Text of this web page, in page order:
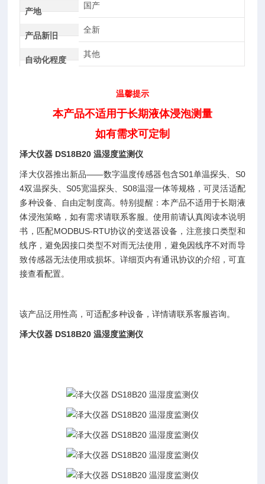
产地
国产
产品新旧
全新
自动化程度
其他
温馨提示
本产品不适用于长期液体浸泡测量
如有需求可定制
泽大仪器 DS18B20 温湿度监测仪
泽大仪器推出新品——数字温度传感器包含S01单温探头、S0
4双温探头、S05宽温探头、S08温湿一体等规格，可灵活适配
多种设备、自由定制度高。特别提醒：本产品不适用于长期液
体浸泡策略，如有需求请联系客服。使用前请认真阅读本说明
书，匹配MODBUS-RTU协议的变送器设备，注意接口类型和
线序，避免因接口类型不对而无法使用，避免因线序不对而导
致传感器无法使用或损坏。详细页内有通讯协议的介绍，可直
接查看配置。
该产品泛用性高，可适配多种设备，详情请联系客服咨询。
泽大仪器 DS18B20 温湿度监测仪